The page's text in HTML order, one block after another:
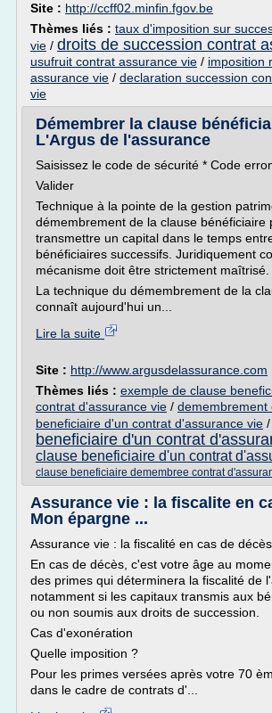
Site : http://ccff02.minfin.fgov.be
Thèmes liés : taux d'imposition sur
vie / droits de succession contrat
usufruit contrat assurance vie / imposition
assurance vie / declaration succession
vie
Démembrer la clause
L'Argus de l'assurance
Saisissez le code de sécurité * Code
Valider
Technique à la pointe de la gestion
démembrement de la clause bénéficiaire
transmettre un capital dans le temps
bénéficiaires successifs. Juridiquement
mécanisme doit être strictement maîtrisé.
La technique du démembrement de la
connaît aujourd'hui un...
Lire la suite
Site : http://www.argusdelassurance.com
Thèmes liés : exemple de clause
contrat d'assurance vie / demembrement
beneficiaire d'un contrat d'assurance vie /
beneficiaire d'un contrat
clause beneficiaire d'un contrat
clause beneficiaire demembree contrat
Assurance vie : la fiscalite en
Mon épargne ...
Assurance vie : la fiscalité en cas de décès
En cas de décès, c'est votre âge au
des primes qui déterminera la fiscalité de
notamment si les capitaux transmis aux
ou non soumis aux droits de succession.
Cas d'exonération
Quelle imposition ?
Pour les primes versées après votre 70
dans le cadre de contrats d'...